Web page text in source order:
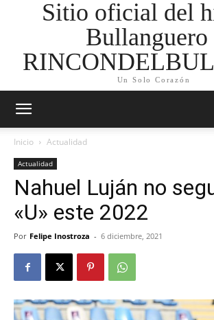
Sitio oficial del
Bullanguero
Un Solo Corazón
Inicio Actualidad
Actualidad
Nahuel Luján no
«U» este 2022
Por Felipe Inostroza - 6 diciembre, 2021